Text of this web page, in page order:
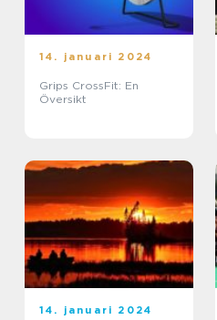
14. januari 2024
Grips CrossFit: En
Översikt
14. januari 2024